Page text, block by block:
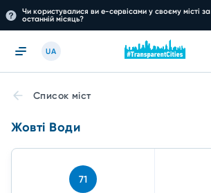
Чи користувалися ви е-сервісами у своєму місті за
останній місяць?
UA
Список міст
Жовті Води
71